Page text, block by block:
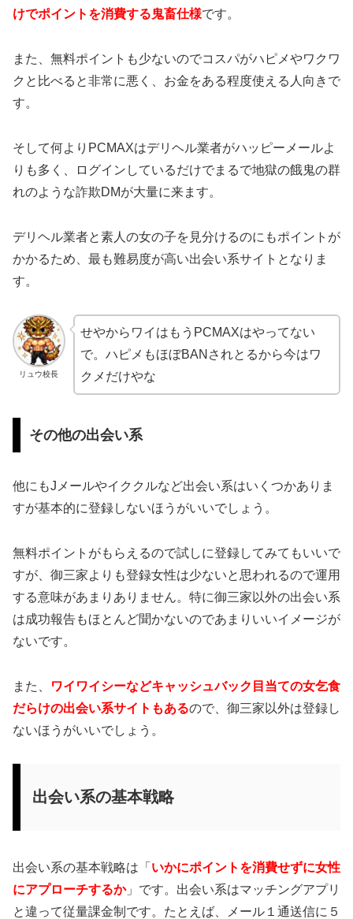
けでポイントを消費する鬼畜仕様です。
また、無料ポイントも少ないのでコスパがハピメやワクワ
クと比べると非常に悪く、お金をある程度使える人向きで
す。
そして何よりPCMAXはデリヘル業者がハッピーメールよ
りも多く、ログインしているだけでまるで地獄の餓鬼の群
れのような詐欺DMが大量に来ます。
デリヘル業者と素人の女の子を見分けるのにもポイントが
かかるため、最も難易度が高い出会い系サイトとなりま
す。
リュウ校長
せやからワイはもうPCMAXはやってない
で。ハピメもほぼBANされとるから今はワ
クメだけやな
その他の出会い系
他にもJメールやイククルなど出会い系はいくつかありま
すが基本的に登録しないほうがいいでしょう。
無料ポイントがもらえるので試しに登録してみてもいいで
すが、御三家よりも登録女性は少ないと思われるので運用
する意味があまりありません。特に御三家以外の出会い系
は成功報告もほとんど聞かないのであまりいいイメージが
ないです。
また、
ワイワイシーなどキャッシュバック目当ての女乞食
だらけの出会い系サイトもあるので、御三家以外は登録し
ないほうがいいでしょう。
出会い系の基本戦略
出会い系の基本戦略は「 いかにポイントを消費せずに女性
にアプローチするか」です。出会い系はマッチングアプリ
と違って従量課金制です。たとえば、メール１通送信に５